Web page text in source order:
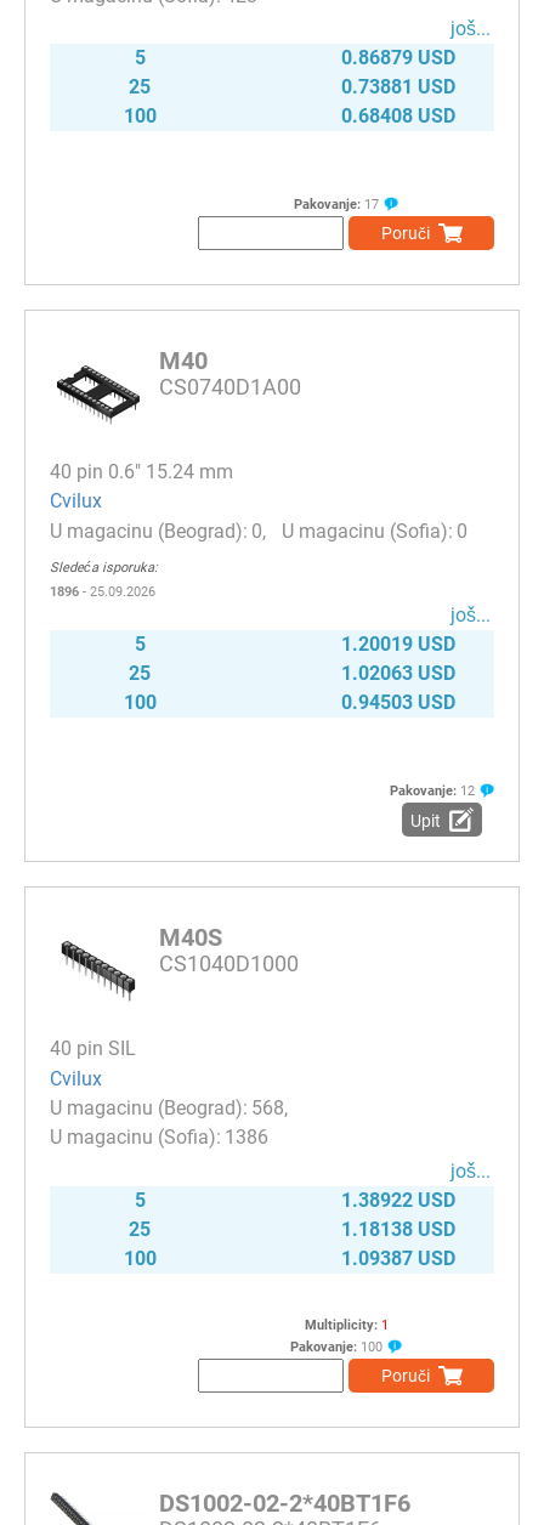
јоš...
5
0.86879 USD
25
0.73881 USD
100
0.68408 USD
Pakovanje: 17
Poruči
M40
CS0740D1A00
40 pin 0.6" 15.24 mm
Cvilux
0
0
Sledeća isporuka:
1896 - 25.09.2026
јоš...
5
1.20019 USD
25
1.02063 USD
100
0.94503 USD
Pakovanje: 12
Upit
M40S
CS1040D1000
40 pin SIL
Cvilux
568
1386
јоš...
5
1.38922 USD
25
1.18138 USD
100
1.09387 USD
Multiplicity: 1
Pakovanje: 100
Poruči
DS1002-02-2*40BT1F6